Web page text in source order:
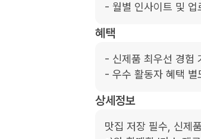
- 월별 인사이트 및 업
혜택
- 신제품 최우선 경험
- 우수 활동자 혜택 별
상세정보
맛집 저장 필수, 신제